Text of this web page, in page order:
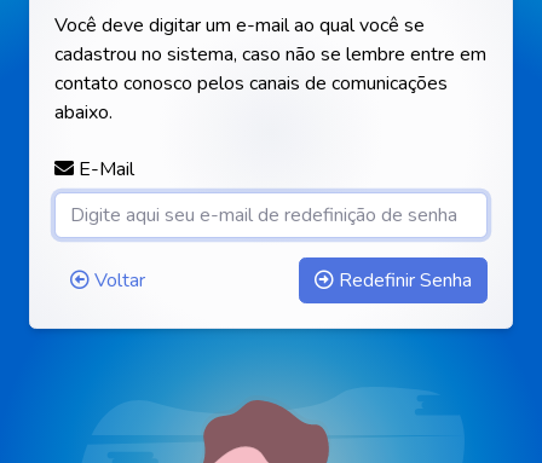
Você deve digitar um e-mail ao qual você se
cadastrou no sistema, caso não se lembre entre em
contato conosco pelos canais de comunicações
abaixo.
E-Mail
Voltar Redefinir Senha